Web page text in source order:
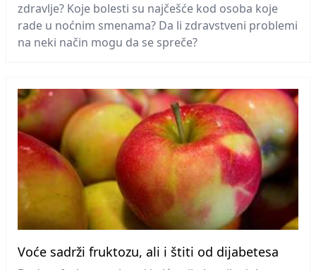
zdravlje? Koje bolesti su najčešće kod osoba koje
rade u noćnim smenama? Da li zdravstveni problemi
na neki način mogu da se spreče?
Voće sadrži fruktozu, ali i štiti od dijabetesa